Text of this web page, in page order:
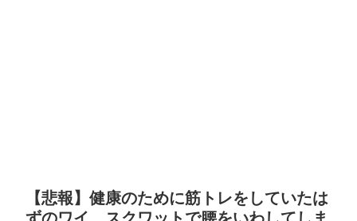
【悲報】健康のために筋トレをしていたは